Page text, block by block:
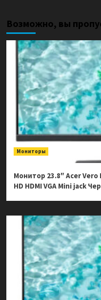
Возможно, вы
Мониторы
Монитор 23.8″ Acer Vero
HD HDMI VGA Mini jack